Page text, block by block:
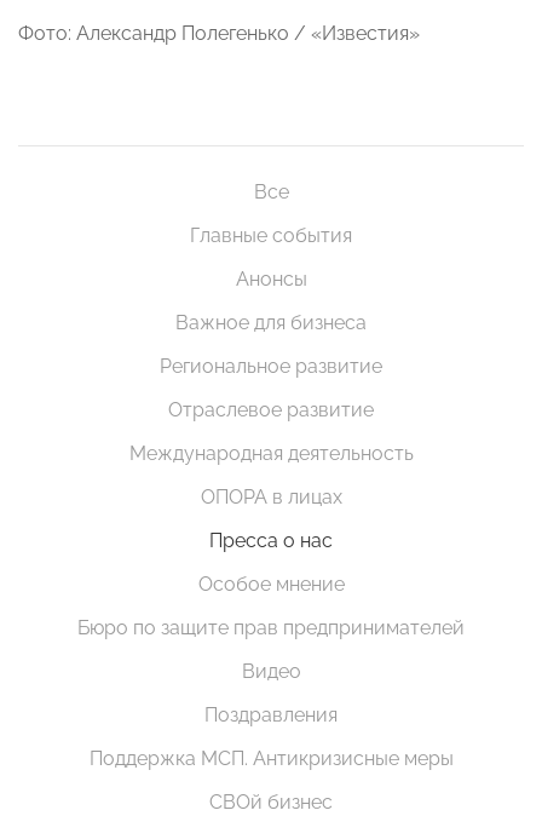
Фото: Александр Полегенько / «Известия»
Все
Главные события
Анонсы
Важное для бизнеса
Региональное развитие
Отраслевое развитие
Международная деятельность
ОПОРА в лицах
Пресса о нас
Особое мнение
Бюро по защите прав предпринимателей
Видео
Поздравления
Поддержка МСП. Антикризисные меры
СВОй бизнес